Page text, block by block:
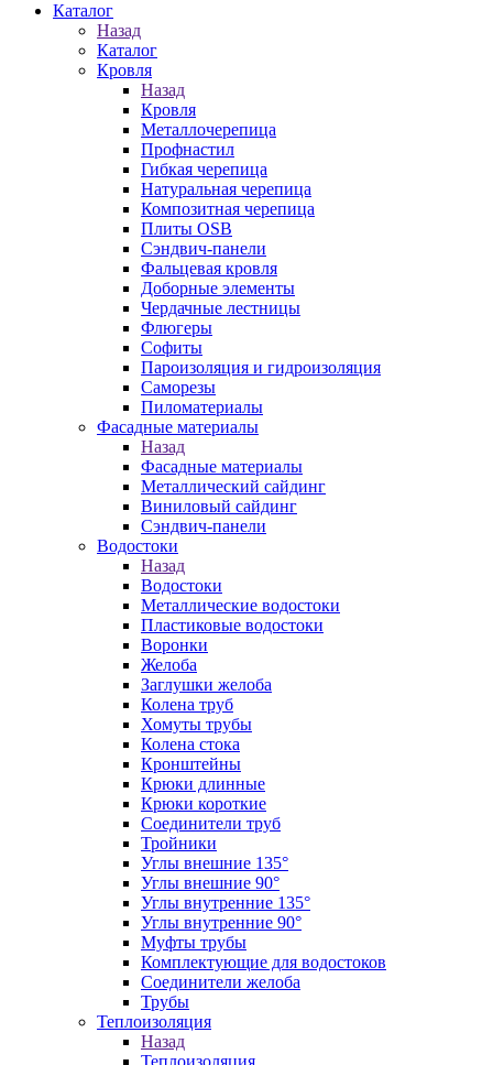
Каталог
Назад
Каталог
Кровля
Назад
Кровля
Металлочерепица
Профнастил
Гибкая черепица
Натуральная черепица
Композитная черепица
Плиты OSB
Сэндвич-панели
Фальцевая кровля
Доборные элементы
Чердачные лестницы
Флюгеры
Софиты
Пароизоляция и гидроизоляция
Саморезы
Пиломатериалы
Фасадные материалы
Назад
Фасадные материалы
Металлический сайдинг
Виниловый сайдинг
Сэндвич-панели
Водостоки
Назад
Водостоки
Металлические водостоки
Пластиковые водостоки
Воронки
Желоба
Заглушки желоба
Колена труб
Хомуты трубы
Колена стока
Кронштейны
Крюки длинные
Крюки короткие
Соединители труб
Тройники
Углы внешние 135°
Углы внешние 90°
Углы внутренние 135°
Углы внутренние 90°
Муфты трубы
Комплектующие для водостоков
Соединители желоба
Трубы
Теплоизоляция
Назад
Теплоизоляция